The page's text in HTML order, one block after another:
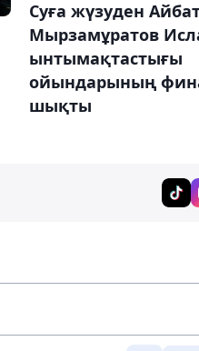
Суға жүзуден
Мырзамұратов
ынтымақтастығы
ойындарының
шықты